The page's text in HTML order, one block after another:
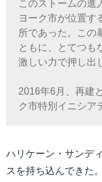
このストームの進
ヨーク市が位置す
所であった。この
ともに、とてつも
激しい力で押し出
2016年6月、再建
ク市特別イニシア
ハリケーン・サンデ
スを持ち込んできた